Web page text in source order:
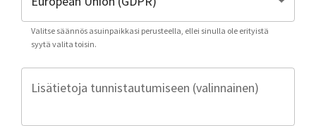
Valitse säännös asuinpaikkasi perusteella, ellei sinulla ole erityistä
syytä valita toisin.
Lisätietoja tunnistautumiseen (valinnainen)